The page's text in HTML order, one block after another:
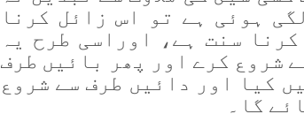
ہوئی ہے تو اس زائل کرنا
سنت ہے، اوراسی طرح یہ
شروع کرے اور پھر بائیں طرف
کیا اور دائیں طرف سے شروع
گا۔